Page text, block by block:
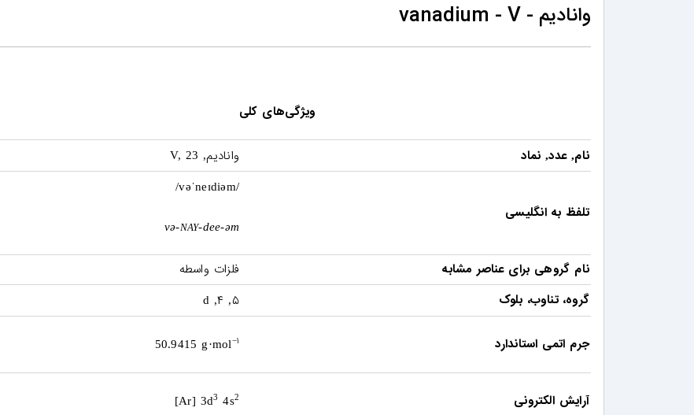
وانادیم - vanadium - V
ویژگی‌های کلی
نام,عدد, نماد وانادیم, V, 23
تلفظ به انگلیسی
/vəˈneɪdiəm/
və-NAY-dee-əm
نام گروهی برای عناصر مشابه
فلزات واسطه
گروه، تناوب، بلوک
۵, ۴, d
جرم اتمی استاندارد 50.9415 g·mol−۱
آرایش الکترونی [Ar] 3d3 4s2